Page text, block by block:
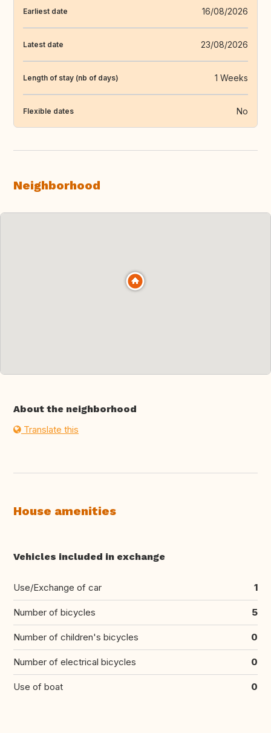
Earliest date 16/08/2026
Latest date 23/08/2026
Length of stay (nb of days) 1 Weeks
Flexible dates No
Neighborhood
About the neighborhood
Translate this
House amenities
Vehicles included in exchange
Use/Exchange of car 1
Number of bicycles 5
Number of children's bicycles 0
Number of electrical bicycles 0
Use of boat 0